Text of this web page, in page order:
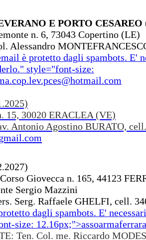
E PORTO CESAREO
n. 6, 73043 Copertino (LE)
Alessandro
è protetto dagli spambots. E'
" style="font-size:
15, 30020 ERACLEA (VE)
Antonio Agostino BURATO,
Giovecca n. 165, 44123
Sergio Mazzini
Serg. Raffaele GHELFI, cell.
dagli spambots. E'
size: 12.16px;">
Ten. Col. me. Riccardo